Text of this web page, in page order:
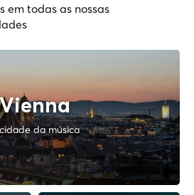
em todas as nossas
Vienna
da música